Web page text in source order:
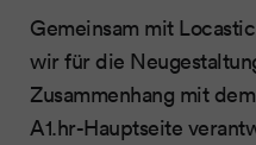
Gemeinsam mit
wir für die
Zusammenhang mit
A1.hr-Hauptseite